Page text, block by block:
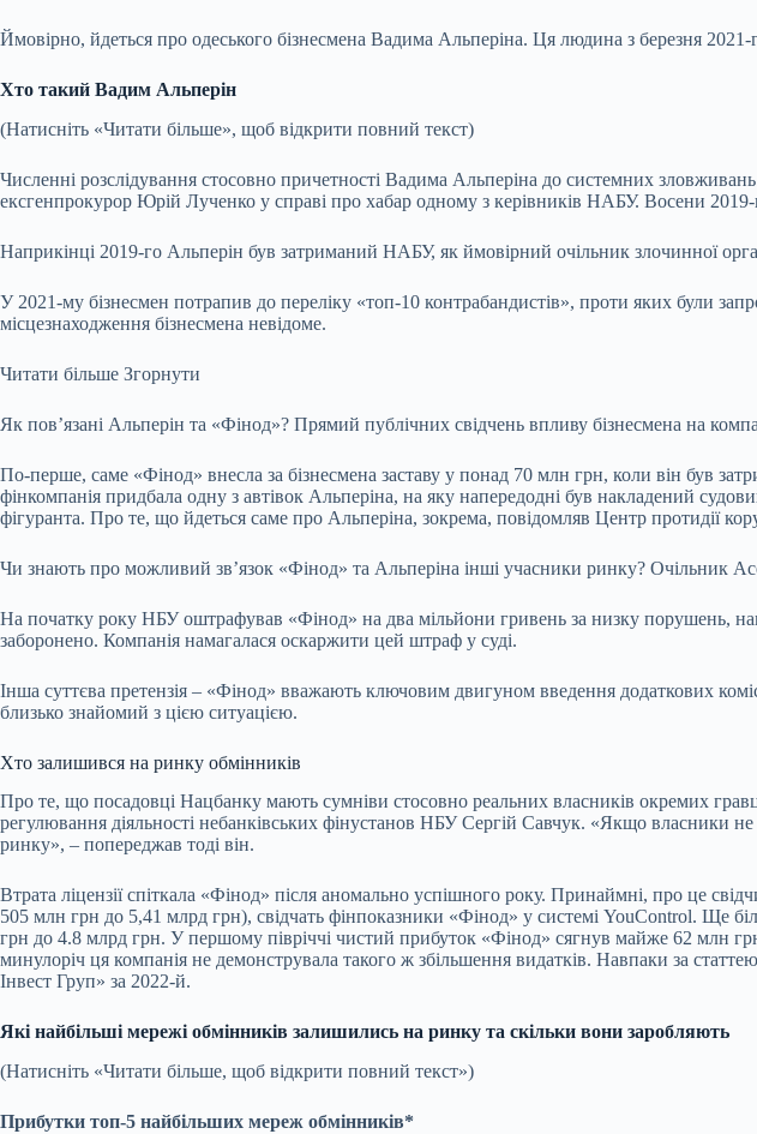
Ймовірно, йдеться про одеського бізнесмена Вадима Альперіна. Ця людина з березня
Хто такий Вадим Альперін
(Натисніть «Читати більше», щоб відкрити повний текст)
Численні розслідування стосовно причетності Вадима Альперіна до системних
ексгенпрокурор Юрій Лученко у справі про хабар одному з керівників НАБУ. Восени
Наприкінці 2019-го Альперін був затриманий НАБУ, як ймовірний очільник злочинної
У 2021-му бізнесмен потрапив до переліку «топ-10 контрабандистів», проти яких були
місцезнаходження бізнесмена невідоме.
Читати більше Згорнути
Як повʼязані Альперін та «Фінод»? Прямий публічних свідчень впливу бізнесмена на
По-перше, саме «Фінод» внесла за бізнесмена заставу у понад 70 млн грн, коли він був
фінкомпанія придбала одну з автівок Альперіна, на яку напередодні був накладений
фігуранта. Про те, що йдеться саме про Альперіна, зокрема, повідомляв Центр протидії
Чи знають про можливий звʼязок «Фінод» та Альперіна інші учасники ринку? Очільник
На початку року НБУ оштрафував «Фінод» на два мільйони гривень за низку порушень,
заборонено. Компанія намагалася оскаржити цей штраф у суді.
Інша суттєва претензія – «Фінод» вважають ключовим двигуном введення додаткових
близько знайомий з цією ситуацією.
Хто залишився на ринку обмінників
Про те, що посадовці Нацбанку мають сумніви стосовно реальних власників окремих
регулювання діяльності небанківських фінустанов НБУ Сергій Савчук. «Якщо власники
ринку», – попереджав тоді він.
Втрата ліцензії спіткала «Фінод» після аномально успішного року. Принаймні, про це
505 млн грн до 5,41 млрд грн), свідчать фінпоказники «Фінод» у системі YouControl. Ще
грн до 4.8 млрд грн. У першому півріччі чистий прибуток «Фінод» сягнув майже 62 млн
минулоріч ця компанія не демонструвала такого ж збільшення видатків. Навпаки за
Інвест Груп» за 2022-й.
Які найбільші мережі обмінників залишились на ринку та скільки вони заробляють
(Натисніть «Читати більше, щоб відкрити повний текст»)
Прибутки топ-5 найбільших мереж обмінників*